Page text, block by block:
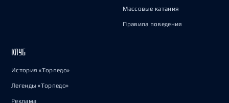
Массовые катания
Правила поведения
КЛУБ
История «Торпедо»
Легенды «Торпедо»
Реклама